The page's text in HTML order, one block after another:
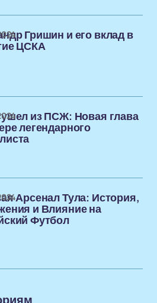
Гришин и его вклад в
ЦСКА
из ПСЖ: Новая глава
легендарного
Арсенал Тула: История,
и Влияние на
Футбол